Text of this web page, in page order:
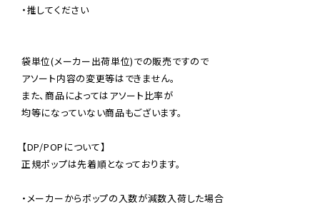
・推してください
袋単位(メーカー出荷単位)での販売ですので
アソート内容の変更等はできません。
また、商品によってはアソート比率が
均等になっていない商品もございます。
【DP/POPについて】
正規ポップは先着順となっております。
・メーカーからポップの入数が減数入荷した場合